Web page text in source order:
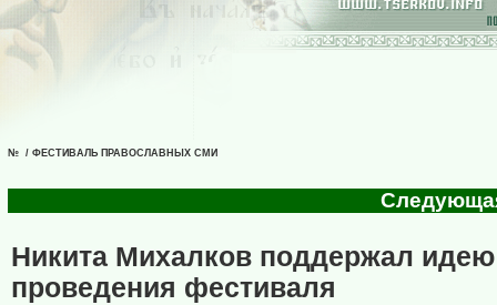
№ / ФЕСТИВАЛЬ ПРАВОСЛАВНЫХ СМИ
Никита Михалков поддержал идею
проведения фестиваля